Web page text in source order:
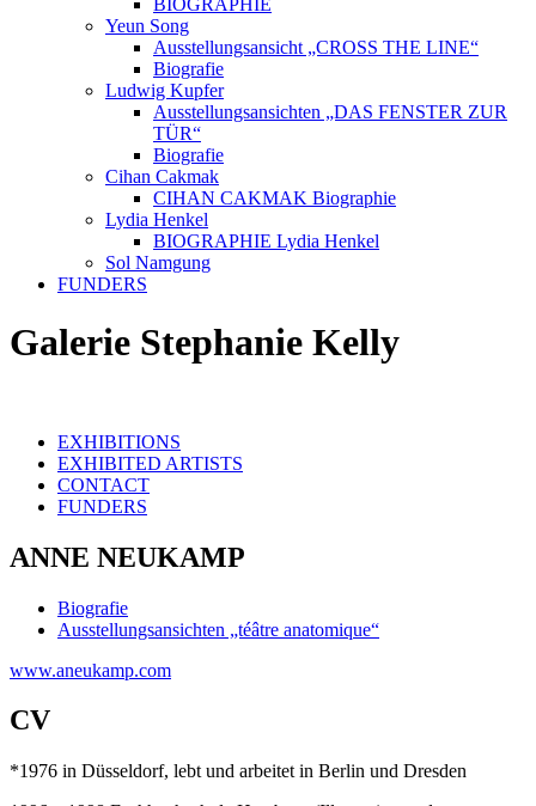
Yeun Song
Ausstellungsansicht „CROSS THE LINE“
Biografie
Ludwig Kupfer
Ausstellungsansichten „DAS FENSTER ZUR
TÜR“
Biografie
Cihan Cakmak
CIHAN CAKMAK Biographie
Lydia Henkel
BIOGRAPHIE Lydia Henkel
Sol Namgung
FUNDERS
Galerie Stephanie Kelly
EXHIBITIONS
EXHIBITED ARTISTS
CONTACT
FUNDERS
ANNE NEUKAMP
Biografie
Ausstellungsansichten „téâtre anatomique“
www.aneukamp.com
CV
*1976 in Düsseldorf, lebt und arbeitet in Berlin und Dresden